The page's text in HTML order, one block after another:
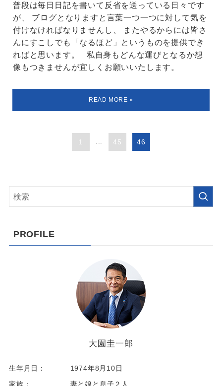
普段は毎日日記を書いて反省を送っている日々です
が、 ブログとなりますと言葉一つ一つに対して気を
付けなければなりませんし、 またやるからには皆さ
んにすこしでも「なるほど」というものを提供でき
ればと思います。 私自身もどんな運びとなるか想
像もつきませんが宜しくお願いいたします。
1 ... 45 46
PROFILE
大園圭一郎
生年月日：
1974年8月10日
家族：
妻と娘と息子２人